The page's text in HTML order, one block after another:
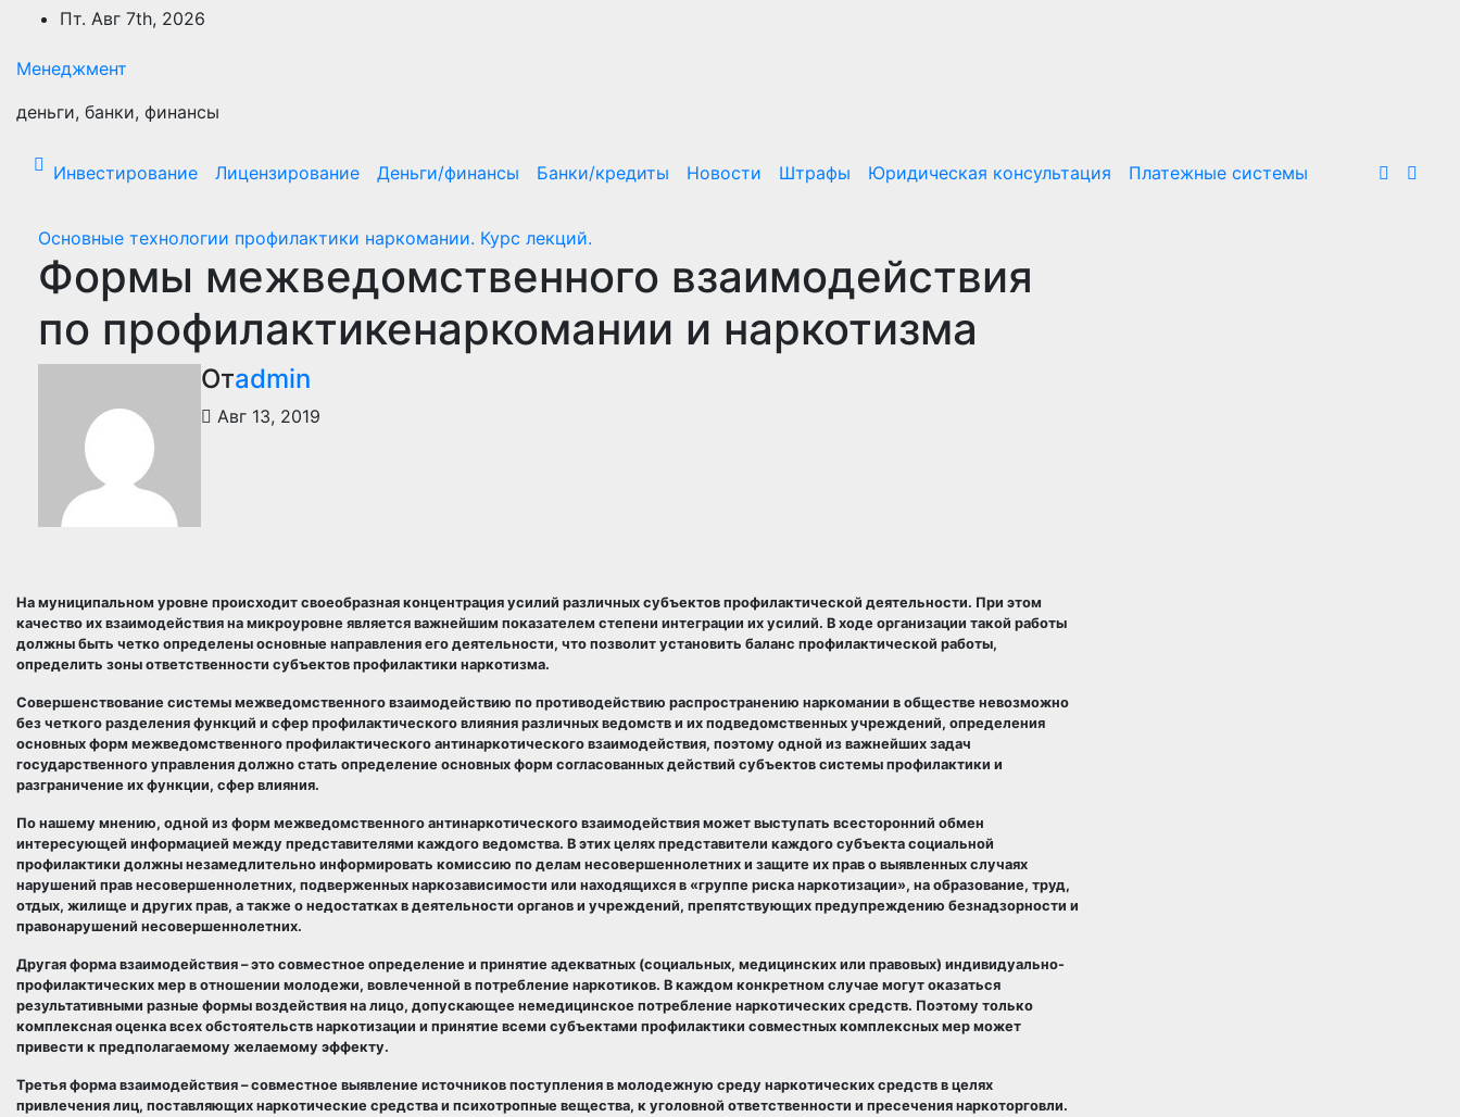
Перейти
содержимому
Пт. Авг 7th, 2026
Менеджмент
деньги, банки, финансы
Инвестирование Лицензирование Деньги/финансы Банки/кредиты Новости Штрафы Юридическая консультация Платежные системы
Основные технологии профилактики наркомании. Курс лекций.
Формы межведомственного взаимодействия
по профилактикенаркомании и наркотизма
Отadmin
Авг 13, 2019
На муниципальном уровне происходит своеобразная концентрация усилий различных субъектов профилактической деятельности. При этом
качество их взаимодействия на микроуровне является важнейшим показателем степени интеграции их усилий. В ходе организации такой работы
должны быть четко определены основные направления его деятельности, что позволит установить баланс профилактической работы,
определить зоны ответственности субъектов профилактики наркотизма.
Совершенствование системы межведомственного взаимодействию по противодействию распространению наркомании в обществе невозможно
без четкого разделения функций и сфер профилактического влияния различных ведомств и их подведомственных учреждений, определения
основных форм межведомственного профилактического антинаркотического взаимодействия, поэтому одной из важнейших задач
государственного управления должно стать определение основных форм согласованных действий субъектов системы профилактики и
разграничение их функции, сфер влияния.
По нашему мнению, одной из форм межведомственного антинаркотического взаимодействия может выступать всесторонний обмен
интересующей информацией между представителями каждого ведомства. В этих целях представители каждого субъекта социальной
профилактики должны незамедлительно информировать комиссию по делам несовершеннолетних и защите их прав о выявленных случаях
нарушений прав несовершеннолетних, подверженных наркозависимости или находящихся в «группе риска наркотизации», на образование, труд,
отдых, жилище и других прав, а также о недостатках в деятельности органов и учреждений, препятствующих предупреждению безнадзорности и
правонарушений несовершеннолетних.
Другая форма взаимодействия – это совместное определение и принятие адекватных (социальных, медицинских или правовых) индивидуально-
профилактических мер в отношении молодежи, вовлеченной в потребление наркотиков. В каждом конкретном случае могут оказаться
результативными разные формы воздействия на лицо, допускающее немедицинское потребление наркотических средств. Поэтому только
комплексная оценка всех обстоятельств наркотизации и принятие всеми субъектами профилактики совместных комплексных мер может
привести к предполагаемому желаемому эффекту.
Третья форма взаимодействия – совместное выявление источников поступления в молодежную среду наркотических средств в целях
привлечения лиц, поставляющих наркотические средства и психотропные вещества, к уголовной ответственности и пресечения наркоторговли.